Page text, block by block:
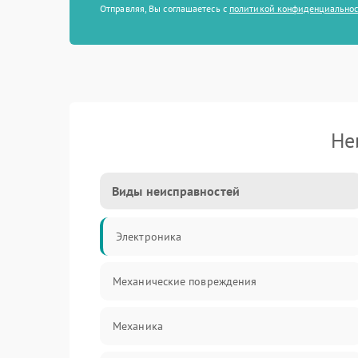
Отправляя, Вы соглашаетесь с политикой
Виды неисправностей
Электроника
Механические повреждения
Механика